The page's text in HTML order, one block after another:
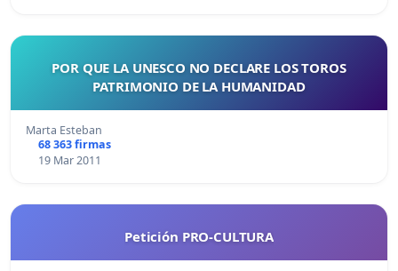
POR QUE LA UNESCO NO DECLARE LOS TOROS
PATRIMONIO DE LA HUMANIDAD
Marta Esteban
68 363 firmas
19 Mar 2011
Petición PRO-CULTURA